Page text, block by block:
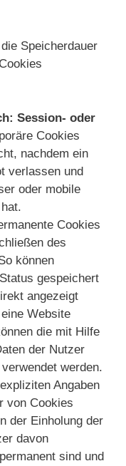
Speicherdauer
Session- oder
Cookies
nachdem ein
verlassen und
oder mobile
Cookies
des
können
gespeichert
angezeigt
Website
die mit Hilfe
der Nutzer
werden.
Angaben
von Cookies
der Einholung der
davon
sind und